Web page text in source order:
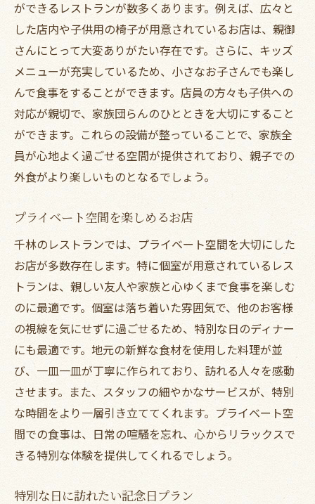
ができるレストランが数多くあります。例えば、広々と
した店内や子供用の椅子が用意されているお店は、親御
さんにとって大変ありがたい存在です。さらに、キッズ
メニューが充実しているため、小さなお子さんでも楽し
んで食事をすることができます。店員の方々も子供への
対応が親切で、家族団らんのひとときを大切にすること
ができます。これらの設備が整っていることで、家族全
員が心地よく過ごせる空間が提供されており、親子での
外食がより楽しいものとなるでしょう。
プライベート空間を楽しめるお店
千林のレストランでは、プライベート空間を大切にした
お店が多数存在します。特に個室が用意されているレス
トランは、親しい友人や家族と心ゆくまで食事を楽しむ
のに最適です。個室は落ち着いた雰囲気で、他のお客様
の視線を気にせずに過ごせるため、特別な日のディナー
にも最適です。地元の新鮮な食材を使用した料理が並
び、一皿一皿が丁寧に作られており、訪れる人々を感動
させます。また、スタッフの細やかなサービスが、特別
な時間をより一層引き立ててくれます。プライベート空
間での食事は、日常の喧騒を忘れ、心からリラックスで
きる特別な体験を提供してくれるでしょう。
特別な日に訪れたい記念日プラン